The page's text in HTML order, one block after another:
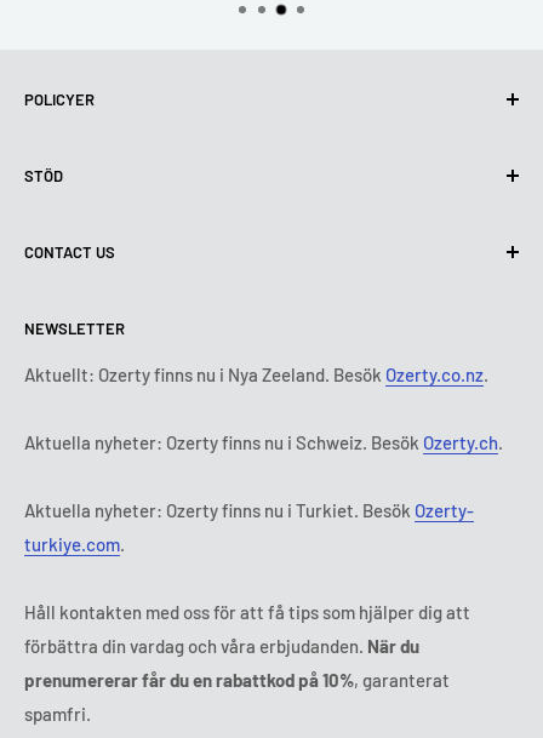
POLICYER
Användning av cookies (GDPR)
Leveransvillkor
Betalningsvillkor
Abonnemangets villkor och bestämmelser
STÖD
Kontakta oss
Rättsligt meddelande
FAQ
Ozerty håller dig säker
CONTACT US
Tisdag:9:00 - 18:00
Onsdag:
9:00 - 18:00
Fredag:
9:00 - 18:00
Tl: 010 884 87 30
E-post:
NEWSLETTER
Aktuellt: Ozerty finns nu i Nya Zeeland. Besök Ozerty.co.nz.
Aktuella nyheter: Ozerty finns nu i Schweiz. Besök Ozerty.ch.
Aktuella nyheter: Ozerty finns nu i Turkiet. Besök Ozerty-
turkiye.com.
Håll kontakten med oss för att få tips som hjälper dig att
förbättra din vardag och våra erbjudanden. När du
prenumererar får du en rabattkod på 10%, garanterat
spamfri.